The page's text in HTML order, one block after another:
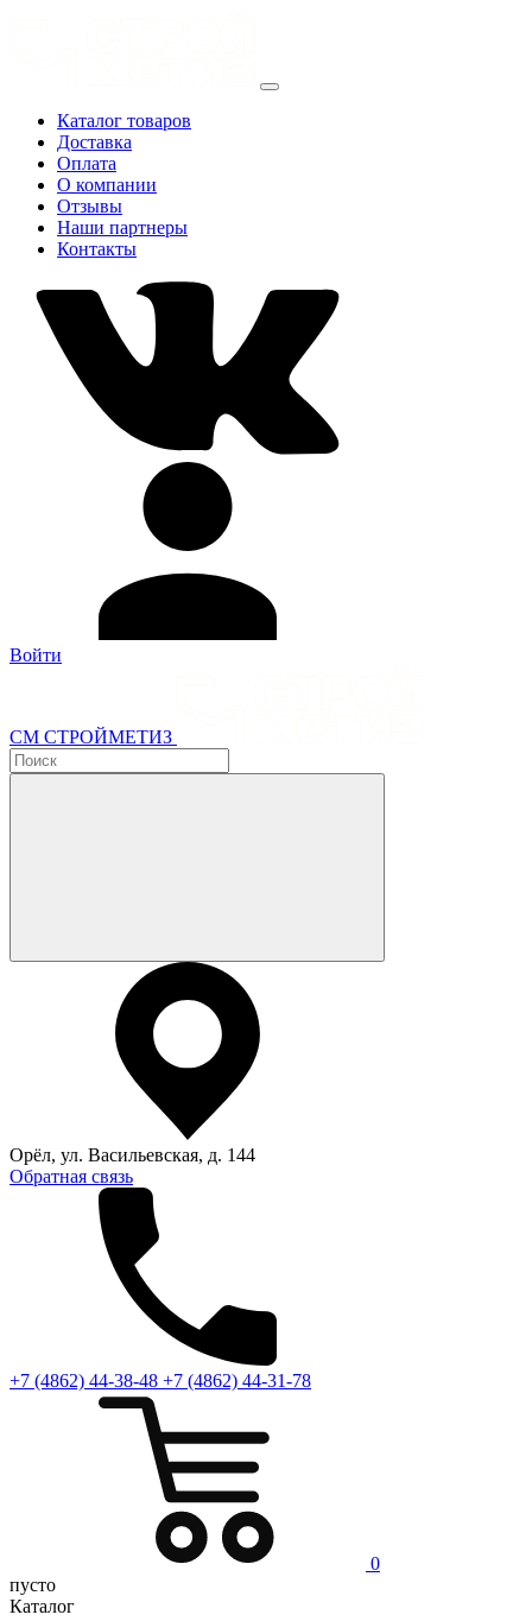
Каталог товаров
Доставка
Оплата
О компании
Отзывы
Наши партнеры
Контакты
Войти
СМ СТРОЙМЕТИЗ
Орёл, ул. Васильевская, д. 144
Обратная связь
+7 (4862) 44-38-48 +7 (4862) 44-31-78
0
пусто
Каталог